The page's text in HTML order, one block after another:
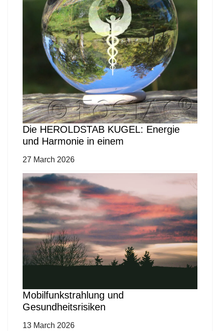
Die HEROLDSTAB KUGEL: Energie
und Harmonie in einem
27 March 2026
Mobilfunkstrahlung und
Gesundheitsrisiken
13 March 2026